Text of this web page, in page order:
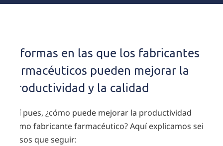
Improvements
6 formas en las que los fabricantes
farmacéuticos pueden mejorar la
productividad y la calidad
Así pues, ¿cómo puede mejorar la productividad
como fabricante farmacéutico? Aquí explicamos seis
pasos que seguir: